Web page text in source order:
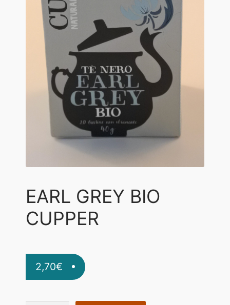
I nostri amici
Imballi riciclati
ORDINARE I FORMAGGI
PRIVACY
VIDEO GUIDA
EARL GREY BIO
CUPPER
2,70€